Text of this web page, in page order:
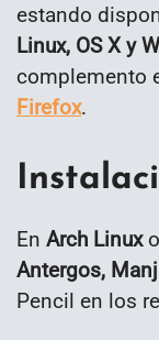
estando
Linux, OS X y
complemento
Firefox.
En Arch Linuxo
Antergos,
Pencil en los